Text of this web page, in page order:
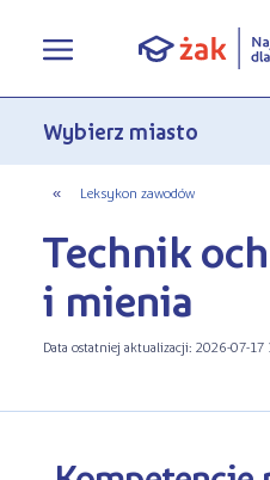
Oferta edukacyjna
Pełna oferta
eLO - obierz kurs
Liceum
dorosłych
Rekrutacja
Jak się zapisać do
Rekrutacja on-line
Statuty
Terminy zjazdów
O nas
Nauka online w Żaku
Nasza działalność
Historia Firmy
Aktualności
Leksykon zawodów
FAQ
« Leksykon zawodów
Technik
i mienia
Data ostatniej aktualizacji: 2026-07-17